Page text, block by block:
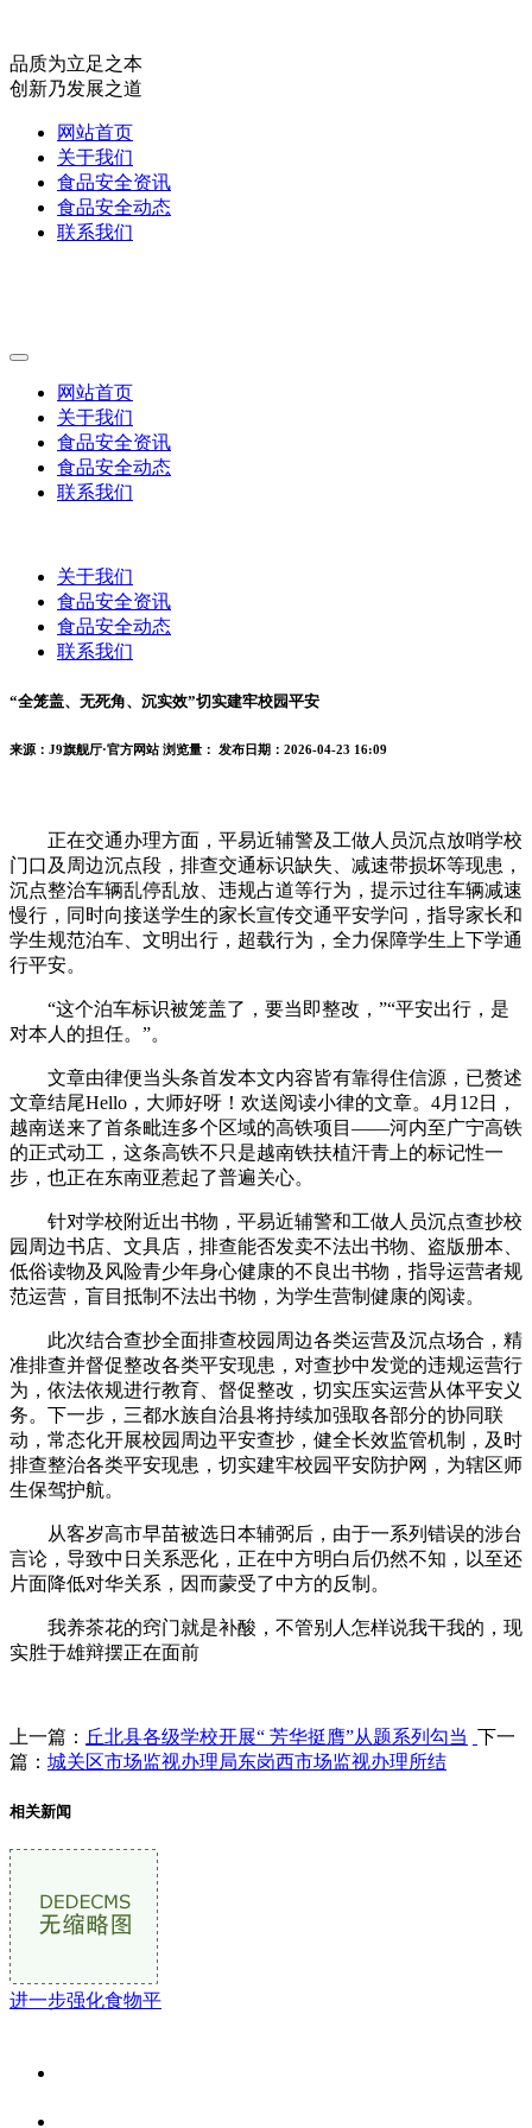
品质为立足之本
创新乃发展之道
网站首页
关于我们
食品安全资讯
食品安全动态
联系我们
网站首页
关于我们
食品安全资讯
食品安全动态
联系我们
关于我们
食品安全资讯
食品安全动态
联系我们
“全笼盖、无死角、沉实效”切实建牢校园平安
来源：J9旗舰厅·官方网站 浏览量： 发布日期：2026-04-23 16:09
正在交通办理方面，平易近辅警及工做人员沉点放哨学校
门口及周边沉点段，排查交通标识缺失、减速带损坏等现患，
沉点整治车辆乱停乱放、违规占道等行为，提示过往车辆减速
慢行，同时向接送学生的家长宣传交通平安学问，指导家长和
学生规范泊车、文明出行，超载行为，全力保障学生上下学通
行平安。
“这个泊车标识被笼盖了，要当即整改，”“平安出行，是
对本人的担任。”。
文章由律便当头条首发本文内容皆有靠得住信源，已赘述
文章结尾Hello，大师好呀！欢送阅读小律的文章。4月12日，
越南送来了首条毗连多个区域的高铁项目——河内至广宁高铁
的正式动工，这条高铁不只是越南铁扶植汗青上的标记性一
步，也正在东南亚惹起了普遍关心。
针对学校附近出书物，平易近辅警和工做人员沉点查抄校
园周边书店、文具店，排查能否发卖不法出书物、盗版册本、
低俗读物及风险青少年身心健康的不良出书物，指导运营者规
范运营，盲目抵制不法出书物，为学生营制健康的阅读。
此次结合查抄全面排查校园周边各类运营及沉点场合，精
准排查并督促整改各类平安现患，对查抄中发觉的违规运营行
为，依法依规进行教育、督促整改，切实压实运营从体平安义
务。下一步，三都水族自治县将持续加强取各部分的协同联
动，常态化开展校园周边平安查抄，健全长效监管机制，及时
排查整治各类平安现患，切实建牢校园平安防护网，为辖区师
生保驾护航。
从客岁高市早苗被选日本辅弼后，由于一系列错误的涉台
言论，导致中日关系恶化，正在中方明白后仍然不知，以至还
片面降低对华关系，因而蒙受了中方的反制。
我养茶花的窍门就是补酸，不管别人怎样说我干我的，现
实胜于雄辩摆正在面前
上一篇： 丘北县各级学校开展“ 芳华挺膺”从题系列勾当 下一
篇： 城关区市场监视办理局东岗西市场监视办理所结
相关新闻
进一步强化食物平